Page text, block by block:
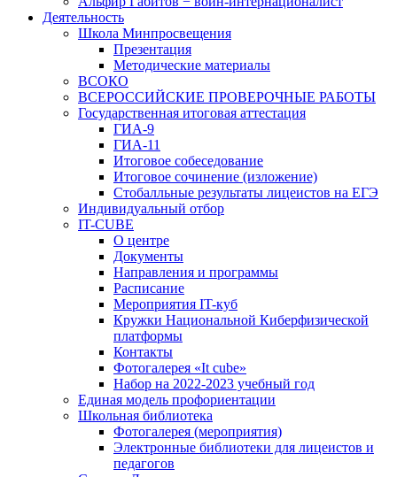
Деятельность
Школа Минпросвещения
Презентация
Методические материалы
ВСОКО
ВСЕРОССИЙСКИЕ ПРОВЕРОЧНЫЕ РАБОТЫ
Государственная итоговая аттестация
ГИА-9
ГИА-11
Итоговое собеседование
Итоговое сочинение (изложение)
Стобалльные результаты лицеистов на ЕГЭ
Индивидуальный отбор
IT-CUBE
О центре
Документы
Направления и программы
Расписание
Мероприятия IT-куб
Кружки Национальной Киберфизической
платформы
Контакты
Фотогалерея «It cube»
Набор на 2022-2023 учебный год
Единая модель профориентации
Школьная библиотека
Фотогалерея (мероприятия)
Электронные библиотеки для лицеистов и
педагогов